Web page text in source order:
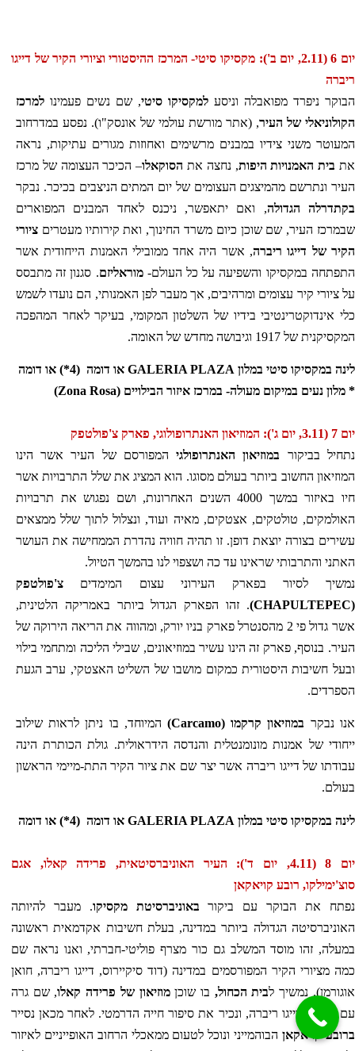
יום 6 (2.11, יום ב'): מקסיקו סיטי- המרכז ההיסטורי וציורי הקיר של דייגו
ריברה
הבוקר ניפרד מפואבלה וניסעלמקסיקו סיטי, שם נשים פעמינו למרכז
הקולוניאלי של העיר, (אתר מורשת עולמי של אונסק"ו). נפסע במדרחוב
המעוטר משני צידיו במבנים מרשימים ואחוזות מגורים עתיקות, נראה
את בית האמנויות היפות, נחצה את הסוקאלו– הכיכר העצומה של מרכז
העיר ונתרשם מהמיצגים העצומים של יום המתים הניצבים בכיכר. נבקר
בקתדרלה הגדולה, ואם יתאפשר, ניכנס לאחד המבנים המפוארים
שבמרכז העיר, שם שוכן כיום משרד החינוך, ואת קירותיו מעטרים ציורי
הקיר של דייגו ריברה, אשר היה אחד ממובילי האמנות הייחודית אשר
התפתחה במקסיקו והשפיעה על כל העולם-מוראליזם. סגנון זה מתבסס
על ציורי קיר עצומים ומרהיבים, אך מעבר לפן האמנותי, הם נועדו לשמש
כלי אינדוקטרינטיבי בידיו של השלטון המקומי, בעיקר לאחר המהפכה
המקסיקנית של 1917 וגיבושה מחדש של האומה.
לינה במקסיקו סיטי במלון GALERIA PLAZA או דומה (4*) או דומה
* מלון נעים במיקום מעולה- במרכז איזור הבילויים (Zona Rosa
)
יום 7 (3.11, יום ג'): המוזיאון האנתרופולוגי, פארק צ'פולטפק
נתחיל בביקור במוזיאון האנתרופולגיהמפורסם של העיר אשר הינו
המוזיאון החשוב ביותר בעולם מסוגו. הוא המציג את שלל התרבויות אשר
חיו באיזור במשך 4000 השנים האחרונות, ושם נפגוש את תרבויות
האולמקים, טולטקים, אצטקים, מאיה ועוד, ונצלול לתוך שלל ממצאים
עשירים בצורה יוצאת דופן. זו תהיה חוויה נהדרת הממחישה את העושר
האתני והתרבותי שראינו עד כה ושצפוי לנו בהמשך הטיול.
נמשיך לסיור בפארק העירוני עצום המימדים צ'פולטפק
(
CHAPULTEPEC
). זהו הפארק הגדול ביותר באמריקה הלטינית,
אשר גדול פי 2 מהסנטרל פארק בניו יורק, ומהווה את הריאה הירוקה של
העיר. בנוסף, פארק זה הינו עשיר במוזיאונים, שבילי הליכה ומתחמי בילוי
ובעל חשיבות היסטורית כמקום מושבו של השליט האצטקי, ערב הגעת
הספרדים.
אנו נבקר במוזיאון קרקמו (Carcamo
)המיוחד, בו ניתן לראות שילוב
ייחודי של אמנות מונומנטלית והנדסה הידראולית. גולת הכותרת הינה
עבודתו של דייגו ריברה אשר יצר שם את ציור הקיר התת-מיימי הראשון
בעולם.
לינה במקסיקו סיטי במלון GALERIA PLAZA או דומה (4*) או דומה
יום 8 (4.11, יום ד'): העיר האוניברסיטאית, פרידה קאלו, אגם
סוצ'ימילקו, רובע קויאקאן
נפתח את הבוקר עם ביקור באוניברסיטת מקסיקו. מעבר להיותה
האוניברסיטה הגדולה ביותר במדינה, בעלת חשיבות אקדמאית ראשונה
במעלה, זהו מוסד המשלב גם כור מצרף פוליטי-חברתי, ואנו נראה שם
כמה מציורי הקיר המפורסמים במדינה (דוד סיקיירוס, דייגו ריברה, חואן
אוגורמן). נמשיך לבית הכחול, בו שוכןמוזיאון של פרידה קאלו, שם גרה
עם בעלה- דייגו ריברה, ונכיר את סיפור חייה הדרמטי. לאחר מכאן נסייר
ברובע קויאקאןהבוהמייני ונוכל לטעום ממאכלי הרחוב האופייניים לאיזור